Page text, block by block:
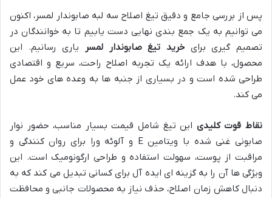
پس از بررسی جامع و دقیق تیغ اصلاح سه لبه صابوندار لمسر، اکنون
می توانیم به یک جمع بندی نهایی دست یابیم تا به خوانندگان در
تصمیم گیری برای خرید تیغ صابوندار لمسر
یاری رسانیم. این
محصول، با هدف ارائه یک تجربه اصلاح راحت، سریع و اقتصادی
طراحی شده است و در بسیاری از جنبه ها به وعده های خود عمل
می کند.
نقاط قوت کلیدی این تیغ شامل قیمت بسیار مناسب، حضور نوار
صابونی غنی شده با ویتامین E و آلوئه ورا برای روان کنندگی و
مراقبت از پوست، سهولت استفاده و طراحی ارگونومیک است. این
ویژگی ها آن را به گزینه ای ایده آل برای کسانی تبدیل می کند که به
دنبال کاهش زمان اصلاح، حذف نیاز به محصولات جانبی و محافظت